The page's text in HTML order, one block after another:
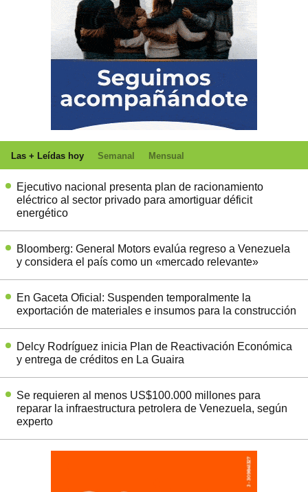
Las + Leídas hoy Semanal Mensual
Ejecutivo nacional presenta plan de racionamiento
eléctrico al sector privado para amortiguar déficit
energético
Bloomberg: General Motors evalúa regreso a Venezuela
y considera el país como un «mercado relevante»
En Gaceta Oficial: Suspenden temporalmente la
exportación de materiales e insumos para la construcción
Delcy Rodríguez inicia Plan de Reactivación Económica
y entrega de créditos en La Guaira
Se requieren al menos US$100.000 millones para
reparar la infraestructura petrolera de Venezuela, según
experto